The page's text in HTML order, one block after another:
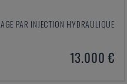
PAR INJECTION HYDRAULIQUE
13.000 €